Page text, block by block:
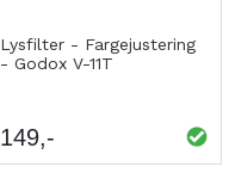
Lysfilter - Fargejustering
- Godox V-11T
KjøpLEGG
149